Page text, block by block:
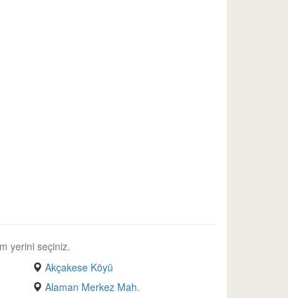
yerini seçiniz.
Akçakese Köyü
Alaman Merkez Mah.